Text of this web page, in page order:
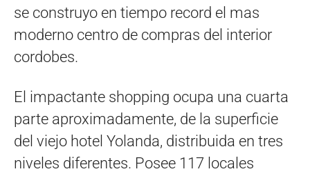
se construyo en tiempo record el mas
moderno centro de compras del interior
cordobes.
El impactante shopping ocupa una cuarta
parte aproximadamente, de la superficie
del viejo hotel Yolanda, distribuida en tres
niveles diferentes. Posee 117 locales